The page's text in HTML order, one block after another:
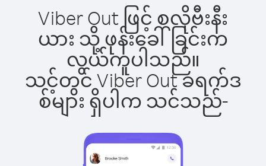
Viber Out ဖြင့် စလိုဗီးနီး
ယား သို့ ဖုန်းခေါ်ခြင်းက
လွယ်ကူပါသည်။
သင့်တွင် Viber Out ခရက်ဒ
စ်များ ရှိပါက သင်သည်-